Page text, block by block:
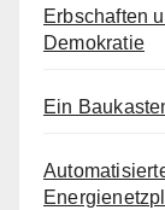
Erbschaften
Demokratie
Ein